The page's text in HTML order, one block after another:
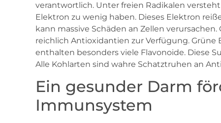
verantwortlich. Unter freien Radikalen
Elektron zu wenig haben. Dieses Elektron
kann massive Schäden an Zellen
reichlich Antioxidantien zur Verfügung. Grüne
enthalten besonders viele Flavonoide. Diese
Alle Kohlarten sind wahre Schatztruhen an
Ein gesunder Darm
Immunsystem